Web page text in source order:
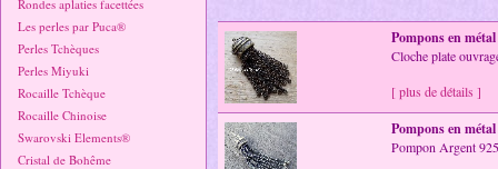
Rondes aplaties facettées
Les perles par Puca®
Perles Tchèques
Perles Miyuki
Rocaille Tchèque
Rocaille Chinoise
Swarovski Elements®
Cristal de Bohême
Pompons en métal
Cloche plate
[ plus de détails ]
Pompons en métal
Pompon Argent